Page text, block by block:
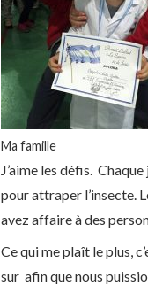
Ma famille
J’aime les défis.
pour attraper l’insecte.
avez affaire à des
Ce qui me plaît le plus,
sur afin que nous